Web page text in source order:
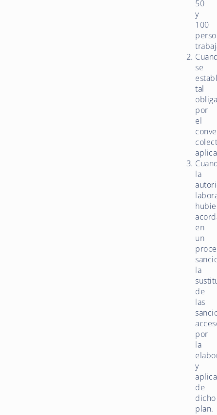
50
y
100
se
tal
por
el
la
en
un
la
de
las
por
la
y
de
dicho
plan.